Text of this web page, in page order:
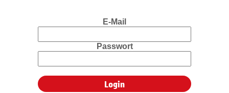
E-Mail
Passwort